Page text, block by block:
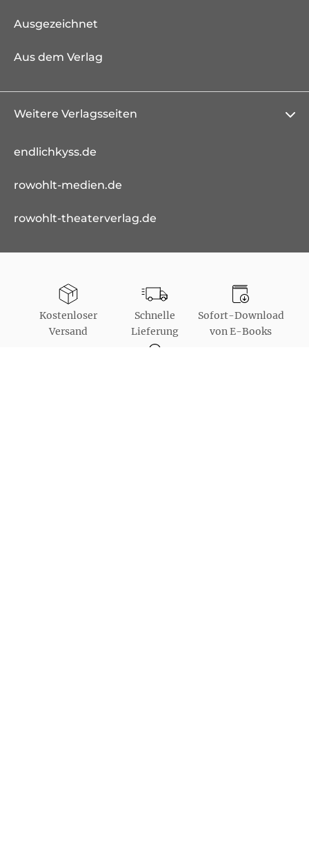
Ausgezeichnet
Aus dem Verlag
Weitere Verlagsseiten
endlichkyss.de
rowohlt-medien.de
rowohlt-theaterverlag.de
Kostenloser
Versand
Schnelle
Lieferung
Sofort-Download
von E-Books